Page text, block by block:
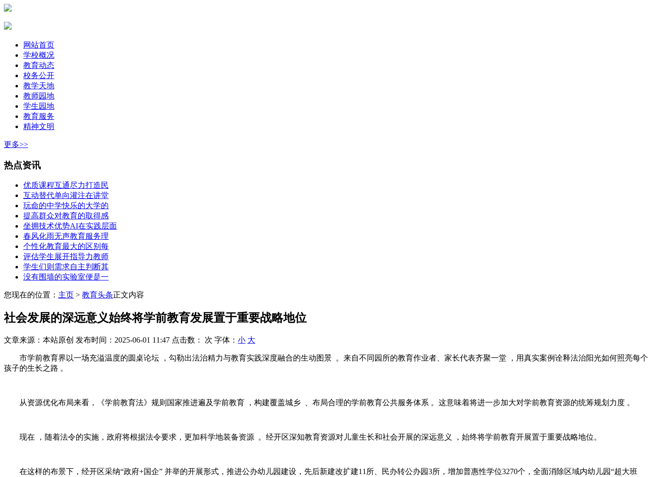
网站首页
学校概况
教育动态
校务公开
教学天地
教师园地
学生园地
教育服务
精神文明
更多>>
热点资讯
优质课程互通尽力打造民
互动替代单向灌注在讲堂
玩命的中学快乐的大学的
提高群众对教育的取得感
坐拥技术优势AI在实践层面
春风化雨无声教育服务理
个性化教育最大的区别每
评估学生展开指导力教师
学生们则需求自主判断其
没有围墙的实验室便是一
您现在的位置： 主页 > 教育头条正文内容
社会发展的深远意义始终将学前教育发展置于重要战略地位
文章来源：本站原创 发布时间：2025-06-01 11:47 点击数： 次 字体： 小 大
市学前教育界以一场充溢温度的圆桌论坛 ，勾勒出法治精力与教育实践深度融合的生动图景  。来自不同园所的教育作业者、家长代表齐聚一堂 ，用真实案例诠释法治阳光如何照亮每个
孩子的生长之路 。
从资源优化布局来看，《学前教育法》规则国家推进遍及学前教育 ，构建覆盖城乡  、布局合理的学前教育公共服务体系 。这意味着将进一步加大对学前教育资源的统筹规划力度 。
现在 ，随着法令的实施，政府将根据法令要求，更加科学地装备资源  。经开区深知教育资源对儿童生长和社会开展的深远意义 ，始终将学前教育开展置于重要战略地位。
在这样的布景下，经开区采纳“政府+国企” 并举的开展形式，推进公办幼儿园建设，先后新建改扩建11所、民办转公办园3所，增加普惠性学位3270个，全面消除区域内幼儿园“超大班